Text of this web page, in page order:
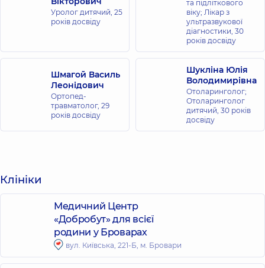
Уролог дитячий, 25
років досвіду
та підліткового
віку; Лікар з
ультразвукової
діагностики, 30
років досвіду
Шмагой Василь
Леонідович
Ортопед-
травматолог, 29
років досвіду
Шукліна Юлія
Володимирівна
Отоларинголог;
Отоларинголог
дитячий, 30 років
досвіду
Клініки
Медичний Центр
«Добробут» для всієї
родини у Броварах
вул. Київська, 221-Б, м. Бровари